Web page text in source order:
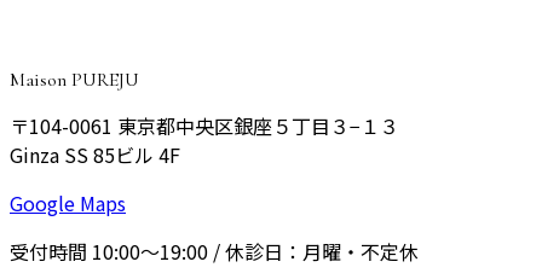
Maison PUREJU
〒104-0061 東京都中央区銀座５丁目３−１３
Ginza SS 85ビル 4F
Google Maps
受付時間 10:00〜19:00 / 休診日： 月曜・不定休